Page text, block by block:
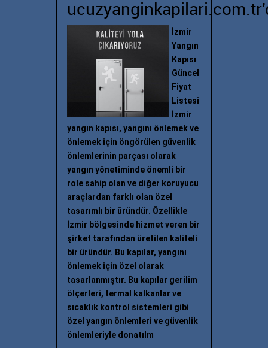
İzmir
Yangın
Kapısı
Güncel
Fiyat
Listesi
İzmir
yangın kapısı, yangını önlemek ve
önlemek için öngörülen güvenlik
önlemlerinin parçası olarak
yangın yönetiminde önemli bir
role sahip olan ve diğer koruyucu
araçlardan farklı olan özel
tasarımlı bir üründür. Özellikle
İzmir bölgesinde hizmet veren bir
şirket tarafından üretilen kaliteli
bir üründür. Bu kapılar, yangını
önlemek için özel olarak
tasarlanmıştır. Bu kapılar gerilim
ölçerleri, termal kalkanlar ve
sıcaklık kontrol sistemleri gibi
özel yangın önlemleri ve güvenlik
önlemleriyle donatılm